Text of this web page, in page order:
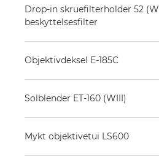
Drop-in skruefilterholder 52
beskyttelsesfilter
Objektivdeksel E-185C
Solblender ET-160 (WIII)
Mykt objektivetui LS600